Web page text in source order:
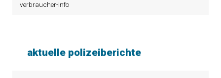
verbraucher-info
aktuelle polizeiberichte